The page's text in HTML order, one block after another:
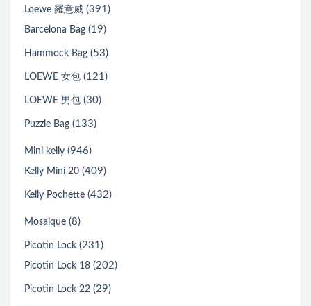
Loewe 羅意威 (391)
Barcelona Bag (19)
Hammock Bag (53)
LOEWE 女包 (121)
LOEWE 男包 (30)
Puzzle Bag (133)
Mini kelly (946)
Kelly Mini 20 (409)
Kelly Pochette (432)
Mosaique (8)
Picotin Lock (231)
Picotin Lock 18 (202)
Picotin Lock 22 (29)